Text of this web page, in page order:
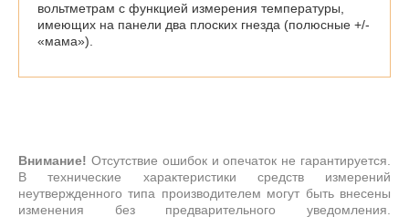
вольтметрам с функцией измерения температуры,
имеющих на панели два плоских гнезда (полюсные +/-
«мама»).
Внимание! Отсутствие ошибок и опечаток не гарантируется.
В технические характеристики средств измерений
неутвержденного типа производителем могут быть внесены
изменения без предварительного уведомления.